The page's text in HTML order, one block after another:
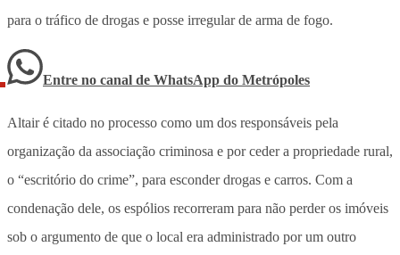
para o tráfico de drogas e posse irregular de arma de fogo.
Entre no canal de WhatsApp do Metrópoles
Altair é citado no processo como um dos responsáveis pela
organização da associação criminosa e por ceder a propriedade rural,
o “escritório do crime”, para esconder drogas e carros. Com a
condenação dele, os espólios recorreram para não perder os imóveis
sob o argumento de que o local era administrado por um outro